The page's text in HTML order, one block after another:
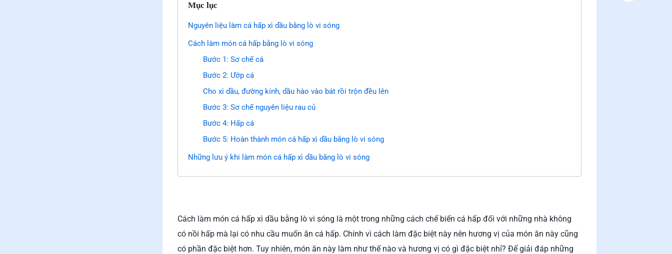
Mục lục
Nguyên liệu làm cá hấp xì dầu bằng lò vi sóng
Cách làm món cá hấp bằng lò vi sóng
Bước 1: Sơ chế cá
Bước 2: Ướp cá
Cho xì dầu, đường kính, dầu hào vào bát rồi trộn đều lên
Bước 3: Sơ chế nguyên liệu rau củ
Bước 4: Hấp cá
Bước 5: Hoàn thành món cá hấp xì dầu bằng lò vi sóng
Những lưu ý khi làm món cá hấp xì dầu bằng lò vi sóng
Cách làm món cá hấp xì dầu bằng lò vi sóng là một trong những cách chế biến cá hấp đối với những nhà không
có nồi hấp mà lại có nhu cầu muốn ăn cá hấp. Chính vì cách làm đặc biệt này nên hương vị của món ăn này cũng
có phần đặc biệt hơn. Tuy nhiên, món ăn này làm như thế nào và hương vị có gì đặc biệt nhỉ? Để giải đáp những